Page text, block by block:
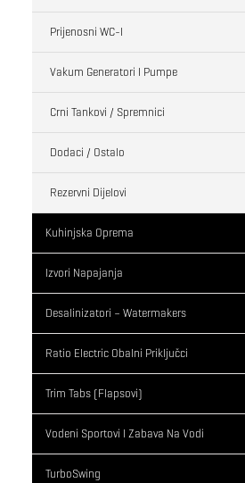
Prijenosni WC-I
Vakum Generatori I Pumpe
Crni Tankovi / Spremnici
Dodaci / Ostalo
Rezervni Dijelovi
Kuhinjska Oprema
Izvori Napajanja
Desalinizatori – Watermakers
Ratio Electric Obalni Priključci
Trim Tabs (flapsovi)
Vodeni Sportovi I Zabava Na Vodi
TurboSwing